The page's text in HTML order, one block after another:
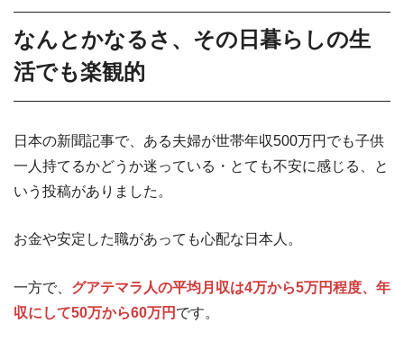
なんとかなるさ、その日暮らしの生
活でも楽観的
日本の新聞記事で、ある夫婦が世帯年収500万円でも子供
一人持てるかどうか迷っている・とても不安に感じる、と
いう投稿がありました。
お金や安定した職があっても心配な日本人。
一方で、 グアテマラ人の平均月収は4万から5万円程度、年
収にして50万から60万円 です。